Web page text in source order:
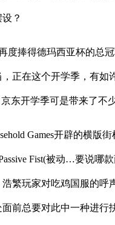
？
捧得德玛西亚杯的总
正在这个开学季，有如
东开学季可是带来了不
Games开辟的横版街
Fist(被动…要说哪
繁玩家对吃鸡国服的呼
前总要对此中一种进行